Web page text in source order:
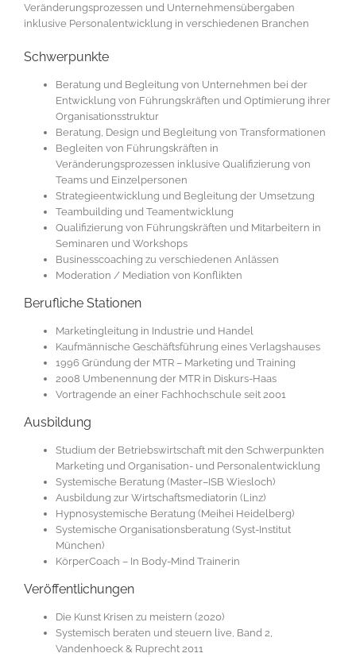
Veränderungsprozessen und Unternehmensübergaben
inklusive Personalentwicklung in verschiedenen Branchen
Schwerpunkte
Beratung und Begleitung von Unternehmen bei der
Entwicklung von Führungskräften und Optimierung ihrer
Organisationsstruktur
Beratung, Design und Begleitung von Transformationen
Begleiten von Führungskräften in
Veränderungsprozessen inklusive Qualifizierung von
Teams und Einzelpersonen
Strategieentwicklung und Begleitung der Umsetzung
Teambuilding und Teamentwicklung
Qualifizierung von Führungskräften und Mitarbeitern in
Seminaren und Workshops
Businesscoaching zu verschiedenen Anlässen
Moderation / Mediation von Konflikten
Berufliche Stationen
Marketingleitung in Industrie und Handel
Kaufmännische Geschäftsführung eines Verlagshauses
1996 Gründung der MTR – Marketing und Training
2008 Umbenennung der MTR in Diskurs-Haas
Vortragende an einer Fachhochschule seit 2001
Ausbildung
Studium der Betriebswirtschaft mit den Schwerpunkten
Marketing und Organisation- und Personalentwicklung
Systemische Beratung (Master–ISB Wiesloch)
Ausbildung zur Wirtschaftsmediatorin (Linz)
Hypnosystemische Beratung (Meihei Heidelberg)
Systemische Organisationsberatung (Syst-Institut
München)
KörperCoach – In Body-Mind Trainerin
Veröffentlichungen
Die Kunst Krisen zu meistern (2020)
Systemisch beraten und steuern live, Band 2,
Vandenhoeck & Ruprecht 2011